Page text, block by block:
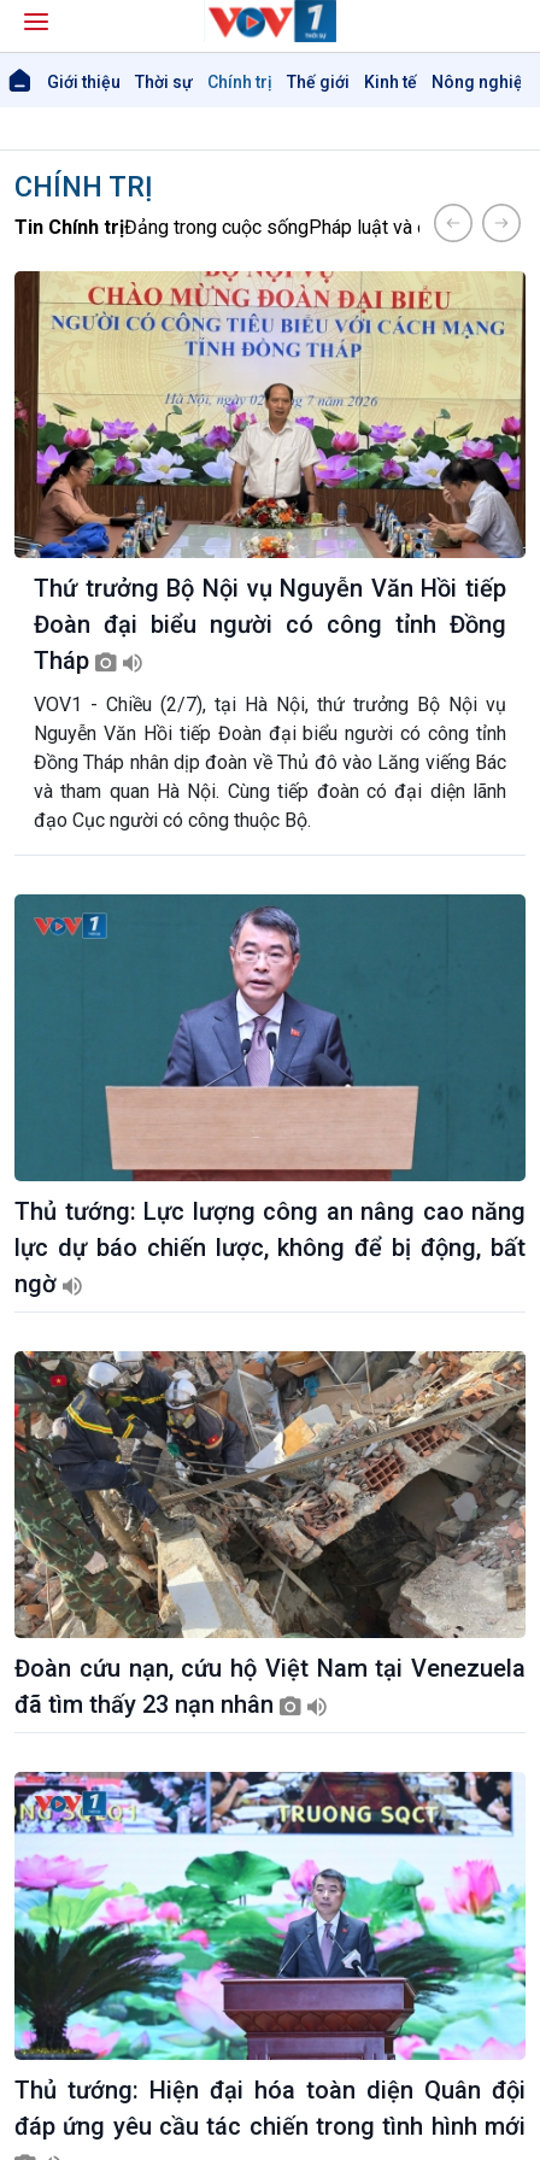
Giới thiệu Thời sự Chính trị Thế giới Kinh tế Nông nghiệp
Giới thiệu
Thời sự
Thời sự 12h
Thời sự 21h30
Bản tin
Chuyên mục
Theo dòng Thời sự
CHÍNH TRỊ
Tin Chính trịĐảng trong cuộc sốngPháp luật và đời sống
Thứ trưởng Bộ Nội vụ Nguyễn Văn Hồi tiếp
Đoàn đại biểu người có công tỉnh Đồng
Tháp
VOV1 - Chiều (2/7), tại Hà Nội, thứ trưởng Bộ Nội vụ
Nguyễn Văn Hồi tiếp Đoàn đại biểu người có công tỉnh
Đồng Tháp nhân dịp đoàn về Thủ đô vào Lăng viếng Bác
và tham quan Hà Nội. Cùng tiếp đoàn có đại diện lãnh
đạo Cục người có công thuộc Bộ.
Thủ tướng: Lực lượng công an nâng cao năng
lực dự báo chiến lược, không để bị động, bất
ngờ
Đoàn cứu nạn, cứu hộ Việt Nam tại Venezuela
đã tìm thấy 23 nạn nhân
Thủ tướng: Hiện đại hóa toàn diện Quân đội
đáp ứng yêu cầu tác chiến trong tình hình mới